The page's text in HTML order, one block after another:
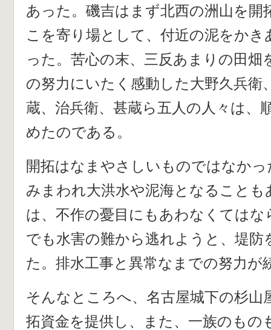
あった。磯吉はまず北西の洲山を開
こを寄り場として、付近の泥をか
った。苦心の末、三反あまりの田畑
の努力にいたく感動した大野久兵衛
蔵、治兵衛、甚蔵ら五人の人々は、
めたのである。
開拓はなまやさしいものではなか
みまわれ大洪水や泥海となることも
は、不作の憂目にもあわなくては
でも水害の難から逃れようと、堤防
た。排水工事と異常なまでの努力が
そんなところへ、名古屋城下の杉山
拓資金を提供し、また、一族のもの